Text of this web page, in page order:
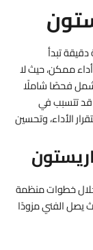
تبدأ
ممكن، حيث لا
فحصًا شاملًا
تتسبب في
الأداء، وتحسين
خطوات منظمة
الفني مزودًا